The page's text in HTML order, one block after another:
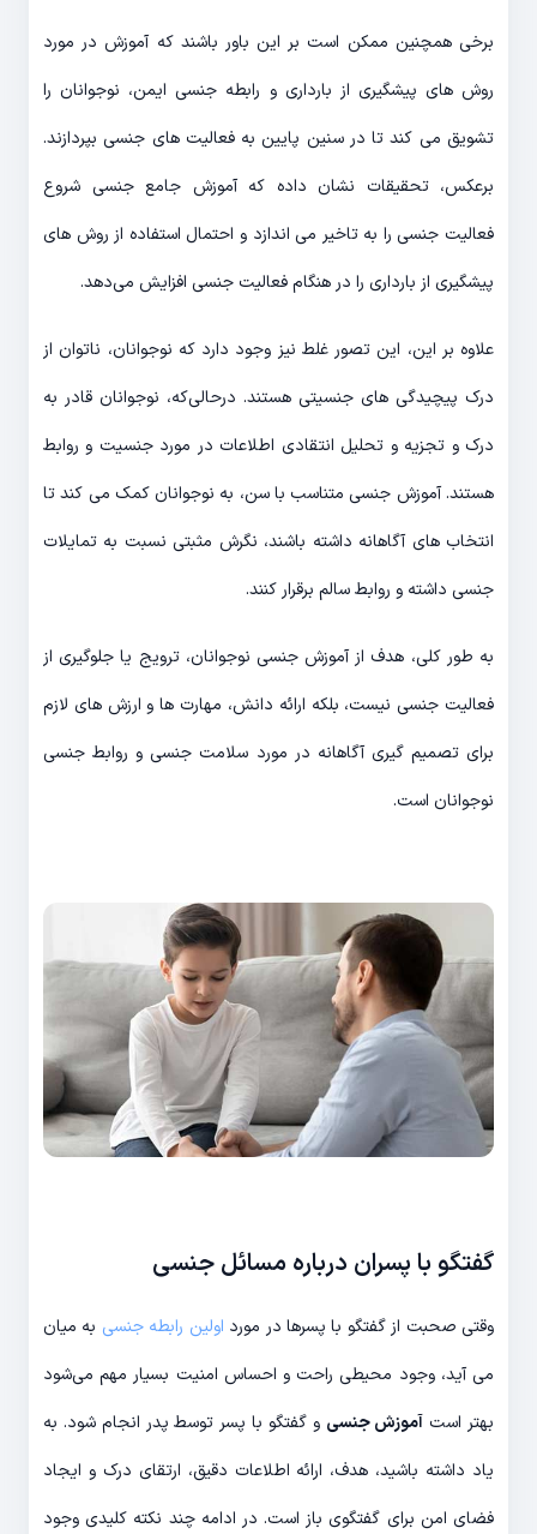
برخی همچنین ممکن است بر این باور باشند که آموزش در مورد
روش های پیشگیری از بارداری و رابطه جنسی ایمن، نوجوانان را
تشویق می کند تا در سنین پایین به فعالیت های جنسی بپردازند.
برعکس، تحقیقات نشان داده که آموزش جامع جنسی شروع
فعالیت جنسی را به تاخیر می اندازد و احتمال استفاده از روش های
پیشگیری از بارداری را در هنگام فعالیت جنسی افزایش می‌دهد.
علاوه بر این، این تصور غلط نیز وجود دارد که نوجوانان، ناتوان از
درک پیچیدگی های جنسیتی هستند. درحالی‌که، نوجوانان قادر به
درک و تجزیه و تحلیل انتقادی اطلاعات در مورد جنسیت و روابط
هستند. آموزش جنسی متناسب با سن، به نوجوانان کمک می کند تا
انتخاب های آگاهانه داشته باشند، نگرش مثبتی نسبت به تمایلات
جنسی داشته و روابط سالم برقرار کنند.
به طور کلی، هدف از آموزش جنسی نوجوانان، ترویج یا جلوگیری از
فعالیت جنسی نیست، بلکه ارائه دانش، مهارت ها و ارزش های لازم
برای تصمیم گیری آگاهانه در مورد سلامت جنسی و روابط جنسی
نوجوانان است.
گفتگو با پسران درباره مسائل جنسی
وقتی صحبت از گفتگو با پسرها در مورد اولین رابطه جنسی به میان
می آید، وجود محیطی راحت و احساس امنیت بسیار مهم می‌شود
بهتر است آموزش جنسی و گفتگو با پسر توسط پدر انجام شود. به
یاد داشته باشید، هدف، ارائه اطلاعات دقیق، ارتقای درک و ایجاد
فضای امن برای گفتگوی باز است. در ادامه چند نکته کلیدی وجود